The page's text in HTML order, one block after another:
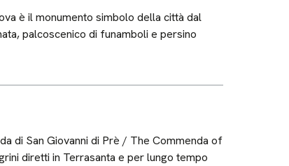
è il monumento simbolo della città dal
palcoscenico di funamboli e persino
di San Giovanni di Prè / The Commenda of
diretti in Terrasanta e per lungo tempo